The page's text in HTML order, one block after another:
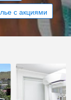
с акциями